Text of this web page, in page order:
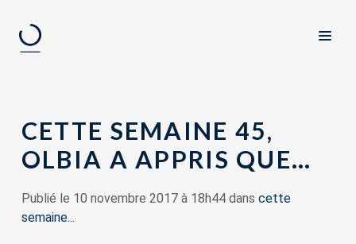
CETTE SEMAINE 45,
OLBIA A APPRIS QUE…
Publié le 10 novembre 2017 à 18h44 dans cette
semaine...